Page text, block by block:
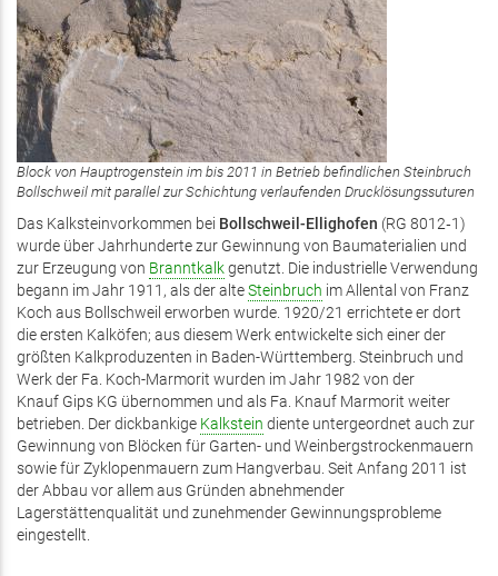
Block von Hauptrogenstein im bis 2011 in Betrieb befindlichen Steinbruch
Bollschweil mit parallel zur Schichtung verlaufenden Drucklösungssuturen
Das Kalksteinvorkommen bei Bollschweil-Ellighofen (RG 8012‑1)
wurde über Jahrhunderte zur Gewinnung von Baumaterialien und
zur Erzeugung von Branntkalkgenutzt. Die industrielle Verwendung
begann im Jahr 1911, als der alteSteinbruch im Allental von Franz
Koch aus Bollschweil erworben wurde. 1920/21 errichtete er dort
die ersten Kalköfen; aus diesem Werk entwickelte sich einer der
größten Kalkproduzenten in Baden-Württemberg. Steinbruch und
Werk der Fa. Koch-Marmorit wurden im Jahr 1982 von der
Knauf Gips KG übernommen und als Fa. Knauf Marmorit weiter
betrieben. Der dickbankige Kalkstein diente untergeordnet auch zur
Gewinnung von Blöcken für Garten- und Weinbergstrockenmauern
sowie für Zyklopenmauern zum Hangverbau. Seit Anfang 2011 ist
der Abbau vor allem aus Gründen abnehmender
Lagerstättenqualität und zunehmender Gewinnungsprobleme
eingestellt.